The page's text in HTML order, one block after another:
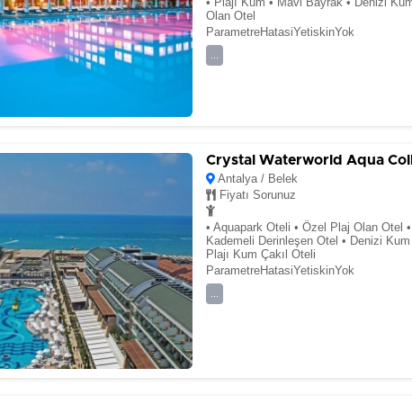
Olan Otel
ParametreHatasiYetiskinYok
Crystal Waterworld Aqua
Antalya / Belek
Fiyatı Sorunuz
• Aquapark Oteli • Özel Plaj Olan Otel
Kademeli Derinleşen Otel • Denizi Kum
Plajı Kum Çakıl Oteli
ParametreHatasiYetiskinYok